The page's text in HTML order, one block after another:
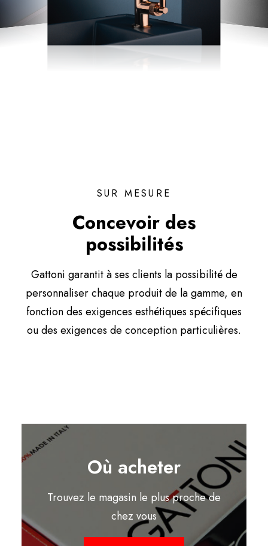
SUR MESURE
Concevoir des
possibilités
Gattoni garantit à ses clients la possibilité de
personnaliser chaque produit de la gamme, en
fonction des exigences esthétiques spécifiques
ou des exigences de conception particulières.
Où acheter
Trouvez le magasin le plus proche de
chez vous